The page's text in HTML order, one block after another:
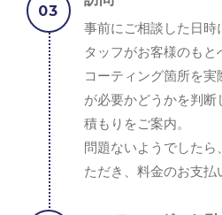
事前にご相談した日時
タッフがお客様のもと
コーティング箇所を
が必要かどうかを判
積もりをご案内。
問題ないようでした
ただき、料金のお支払